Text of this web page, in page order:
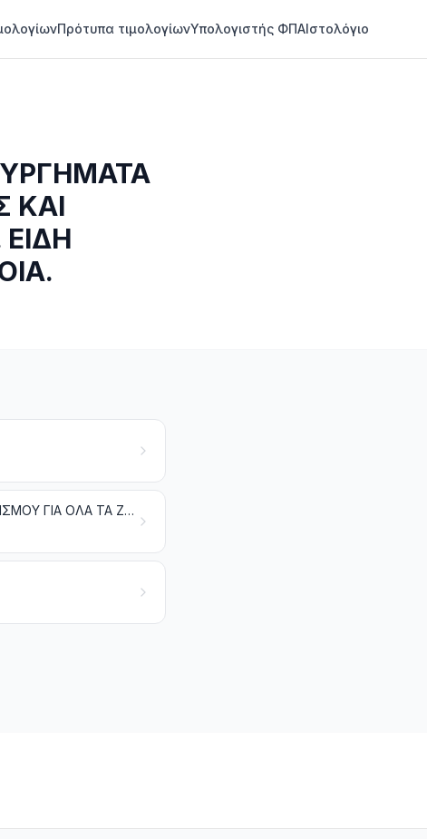
Πρότυπα τιμολογίωνΥπολογιστής ΦΠΑΙστολόγιο
ΚΑΙ
ΤΕΧΝΟΥΡΓΗΜΑΤΑ ΑΠΟ ΔΕΡΜΑ. ΕΙΔΗ ΣΕΛΟΠΟΙΙΑΣ ΚΑΙ ΛΟΙΠΟΥ ΕΞΟΠΛΙΣΜΟΥ ΓΙΑ ΟΛΑ ΤΑ ΖΩΑ. ΕΙΔΗ ΤΑΞΙΔΙΟΥ, ΣΑΚΙΔΙΑ ΧΕΡΙΟΥ ΚΑΙ ΠΑΡΟΜΟΙΑ. ΤΕΧΝΟΥΡΓΗΜΑΤΑ ΑΠΟ ΕΝΤΕΡΑ [ΕΚΤΟΣ ΑΠΟ ΤΡΙΧΕΣ ΑΛΙΕΙΑΣ (ΜΕΣΣΗΝΕΖΕΣ)]